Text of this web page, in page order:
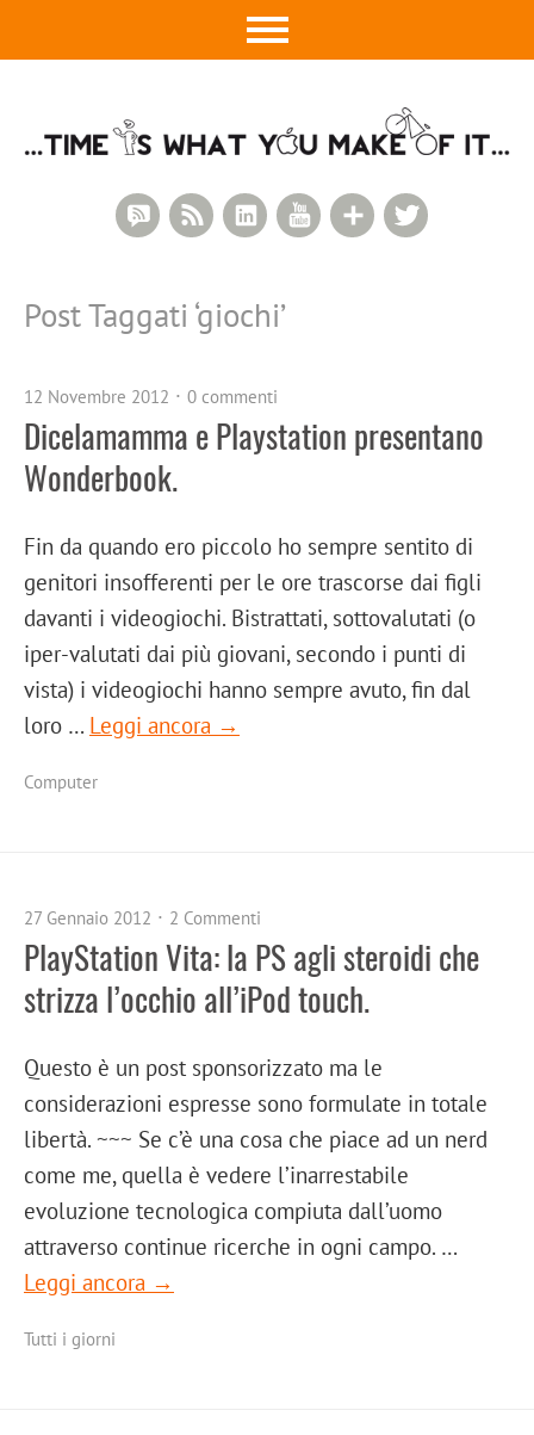
Google+
YouTube
LinkedIn
RSS Feed
RSS Comments
Post Taggati ‘giochi’
12 Novembre 2012 0 commenti
Dicelamamma e Playstation presentano
Wonderbook.
Fin da quando ero piccolo ho sempre sentito di
genitori insofferenti per le ore trascorse dai figli
davanti i videogiochi. Bistrattati, sottovalutati (o
iper-valutati dai più giovani, secondo i punti di
vista) i videogiochi hanno sempre avuto, fin dal
loro … Leggi ancora →
Computer
27 Gennaio 2012 2 Commenti
PlayStation Vita: la PS agli steroidi che
strizza l’occhio all’iPod touch.
Questo è un post sponsorizzato ma le
considerazioni espresse sono formulate in totale
libertà. ~~~ Se c’è una cosa che piace ad un nerd
come me, quella è vedere l’inarrestabile
evoluzione tecnologica compiuta dall’uomo
attraverso continue ricerche in ogni campo. …
Leggi ancora →
Tutti i giorni